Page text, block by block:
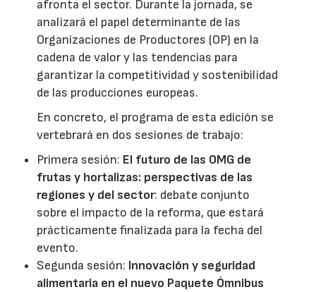
afronta el sector. Durante la jornada, se
analizará el papel determinante de las
Organizaciones de Productores (OP) en la
cadena de valor y las tendencias para
garantizar la competitividad y sostenibilidad
de las producciones europeas.
En concreto, el programa de esta edición se
vertebrará en dos sesiones de trabajo:
Primera sesión: El futuro de las OMG de
frutas y hortalizas: perspectivas de las
regiones y del sector: debate conjunto
sobre el impacto de la reforma, que estará
prácticamente finalizada para la fecha del
evento.
Segunda sesión: Innovación y seguridad
alimentaria en el nuevo Paquete Ómnibus